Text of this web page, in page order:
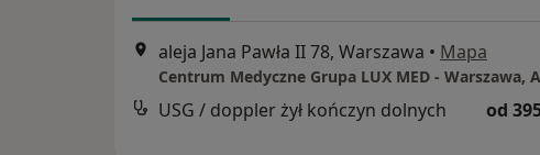
aleja Jana Pawła II 78, Warszawa • Mapa
USG / doppler żył kończyn dolnych od